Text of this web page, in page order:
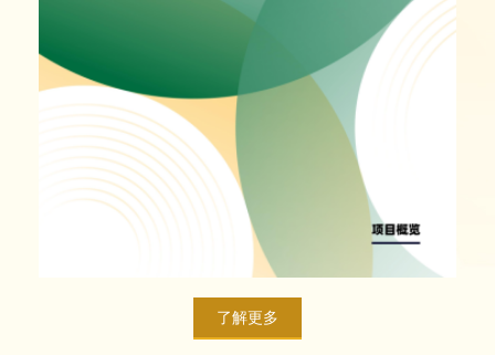
了解更多